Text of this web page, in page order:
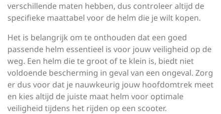
verschillende maten hebben, dus controleer altijd de
specifieke maattabel voor de helm die je wilt kopen.
Het is belangrijk om te onthouden dat een goed
passende helm essentieel is voor jouw veiligheid op de
weg. Een helm die te groot of te klein is, biedt niet
voldoende bescherming in geval van een ongeval. Zorg
er dus voor dat je nauwkeurig jouw hoofdomtrek meet
en kies altijd de juiste maat helm voor optimale
veiligheid tijdens het rijden op een scooter.